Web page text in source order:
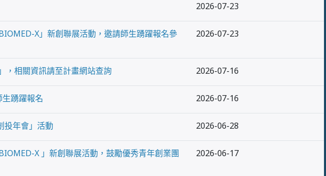
2026-07-23
X」新創聯展活動，邀請師生踴躍報名參
2026-07-23
，相關資訊請至計畫網站查詢 2026-07-16
生踴躍報名 2026-07-16
投年會」活動 2026-06-28
X 」新創聯展活動，鼓勵優秀青年創業團
2026-06-17